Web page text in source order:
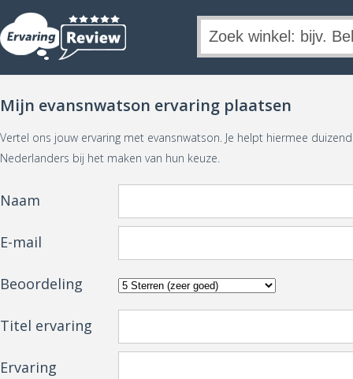
Mijn evansnwatson ervaring plaatsen
Vertel ons jouw ervaring met evansnwatson. Je helpt hiermee
Nederlanders bij het maken van hun keuze.
Naam
E-mail
Beoordeling
Titel ervaring
Ervaring